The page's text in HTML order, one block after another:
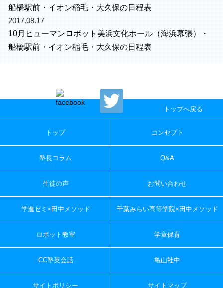
船橋駅前・イオン稲毛・大久保の日程表
2017.08.17
10月ヒューマンロボット美浜文化ホール（海浜幕張）・
船橋駅前・イオン稲毛・大久保の日程表
トップへ戻る
トップ コンセプト
塾長コラム Q&A
生徒の声 お問い合わせ
学進ゼミ×田中メソッド 千葉みらい高等学院×田中メソッド
ロボット教室 学童保育
CC塾英会話 亀山社中
サイトポリシー サイトマップ